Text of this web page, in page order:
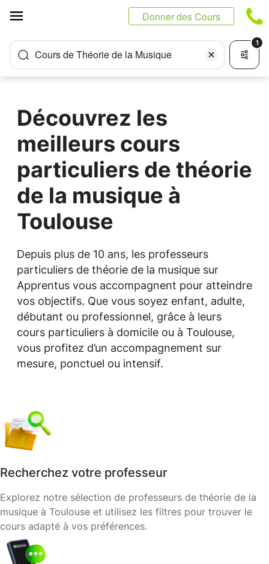
Donner des Cours
Cours de Théorie de la Musique
1
Découvrez les
meilleurs cours
particuliers de théorie
de la musique à
Toulouse
Depuis plus de 10 ans, les professeurs
particuliers de théorie de la musique sur
Apprentus vous accompagnent pour atteindre
vos objectifs. Que vous soyez enfant, adulte,
débutant ou professionnel, grâce à leurs
cours particuliers à domicile ou à Toulouse,
vous profitez d’un accompagnement sur
mesure, ponctuel ou intensif.
Recherchez votre professeur
Explorez notre sélection de professeurs de théorie de la
musique à Toulouse et utilisez les filtres pour trouver le
cours adapté à vos préférences.